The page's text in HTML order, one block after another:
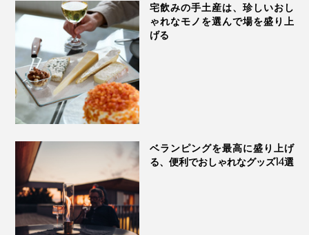
宅飲みの手土産は、珍しいおし
ゃれなモノを選んで場を盛り上
げる
ベランピングを最高に盛り上げ
る、便利でおしゃれなグッズ14選